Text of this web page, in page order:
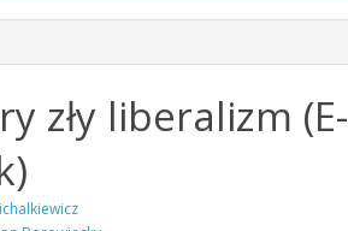
zły liberalizm (E-